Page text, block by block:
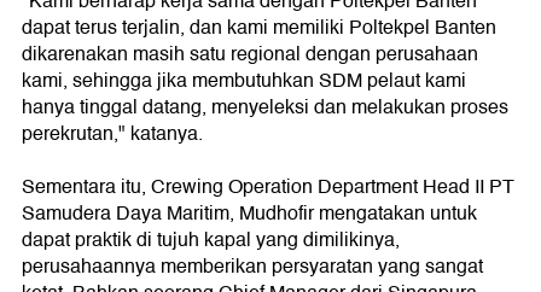
dapat terus terjalin, dan kami memiliki Poltekpel Banten
dikarenakan masih satu regional dengan perusahaan
kami, sehingga jika membutuhkan SDM pelaut kami
hanya tinggal datang, menyeleksi dan melakukan proses
perekrutan," katanya.
Sementara itu, Crewing Operation Department Head II PT
Samudera Daya Maritim, Mudhofir mengatakan untuk
dapat praktik di tujuh kapal yang dimilikinya,
perusahaannya memberikan persyaratan yang sangat